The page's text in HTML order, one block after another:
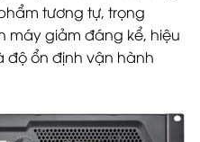
tương tự, trọng
máy giảm đáng kể, hiệu
độ ổn định vận hành